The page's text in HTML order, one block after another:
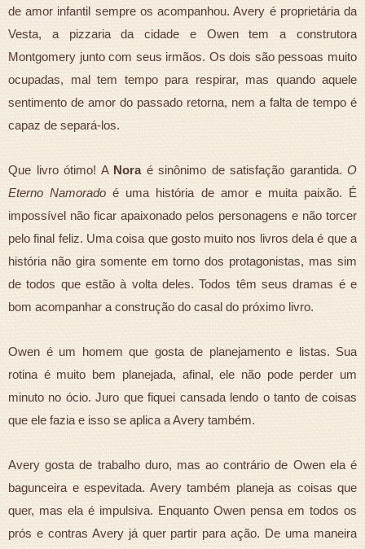
de amor infantil sempre os acompanhou. Avery é proprietária da
Vesta, a pizzaria da cidade e Owen tem a construtora
Montgomery junto com seus irmãos. Os dois são pessoas muito
ocupadas, mal tem tempo para respirar, mas quando aquele
sentimento de amor do passado retorna, nem a falta de tempo é
capaz de separá-los.
Que livro ótimo! ANoraé sinônimo de satisfação garantida. O
Eterno Namoradoé uma história de amor e muita paixão. É
impossível não ficar apaixonado pelos personagens e não torcer
pelo final feliz. Uma coisa que gosto muito nos livros dela é que a
história não gira somente em torno dos protagonistas, mas sim
de todos que estão à volta deles. Todos têm seus dramas é e
bom acompanhar a construção do casal do próximo livro.
Owen é um homem que gosta de planejamento e listas. Sua
rotina é muito bem planejada, afinal, ele não pode perder um
minuto no ócio. Juro que fiquei cansada lendo o tanto de coisas
que ele fazia e isso se aplica a Avery também.
Avery gosta de trabalho duro, mas ao contrário de Owen ela é
bagunceira e espevitada. Avery também planeja as coisas que
quer, mas ela é impulsiva. Enquanto Owen pensa em todos os
prós e contras Avery já quer partir para ação. De uma maneira